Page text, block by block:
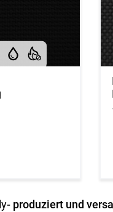
- produziert und